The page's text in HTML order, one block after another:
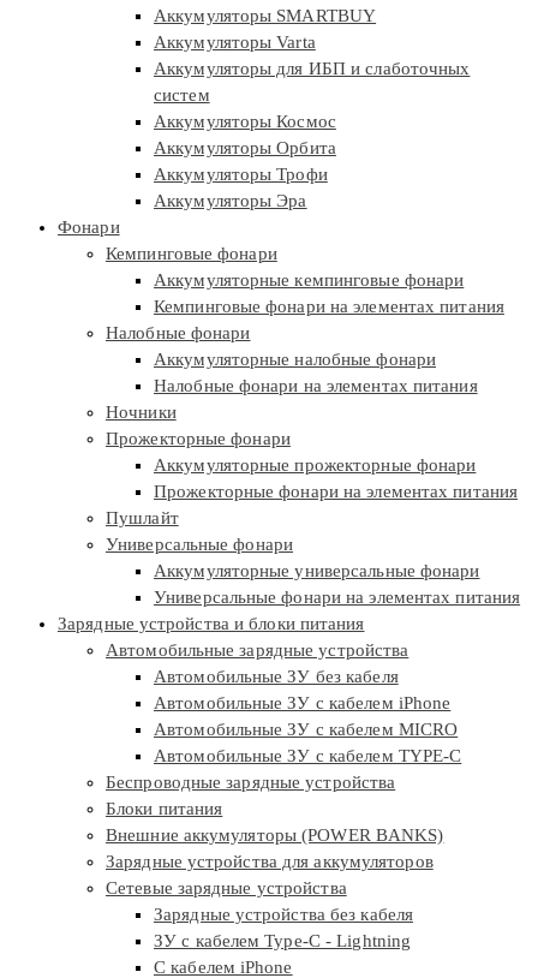
Аккумуляторы SMARTBUY
Аккумуляторы Varta
Аккумуляторы для ИБП и слаботочных
систем
Аккумуляторы Космос
Аккумуляторы Орбита
Аккумуляторы Трофи
Аккумуляторы Эра
Фонари
Кемпинговые фонари
Аккумуляторные кемпинговые фонари
Кемпинговые фонари на элементах питания
Налобные фонари
Аккумуляторные налобные фонари
Налобные фонари на элементах питания
Ночники
Прожекторные фонари
Аккумуляторные прожекторные фонари
Прожекторные фонари на элементах питания
Пушлайт
Универсальные фонари
Аккумуляторные универсальные фонари
Универсальные фонари на элементах питания
Зарядные устройства и блоки питания
Автомобильные зарядные устройства
Автомобильные ЗУ без кабеля
Автомобильные ЗУ с кабелем iPhone
Автомобильные ЗУ с кабелем MICRO
Автомобильные ЗУ с кабелем TYPE-C
Беспроводные зарядные устройства
Блоки питания
Внешние аккумуляторы (POWER BANKS)
Зарядные устройства для аккумуляторов
Сетевые зарядные устройства
Зарядные устройства без кабеля
ЗУ с кабелем Type-C - Lightning
С кабелем iPhone